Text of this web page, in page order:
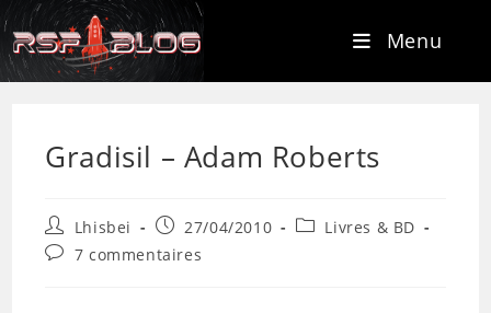
Menu
Gradisil – Adam Roberts
Lhisbei 27/04/2010
Livres & BD
7 commentaires